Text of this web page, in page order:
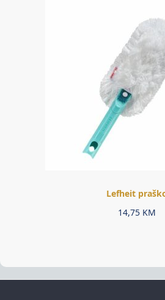
Lefheit
14,75 KM